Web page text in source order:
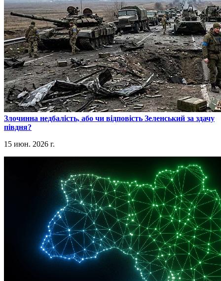
​Злочинна недбалість, або чи відповість Зеленський за здачу
півдня?
15 июн. 2026 г.